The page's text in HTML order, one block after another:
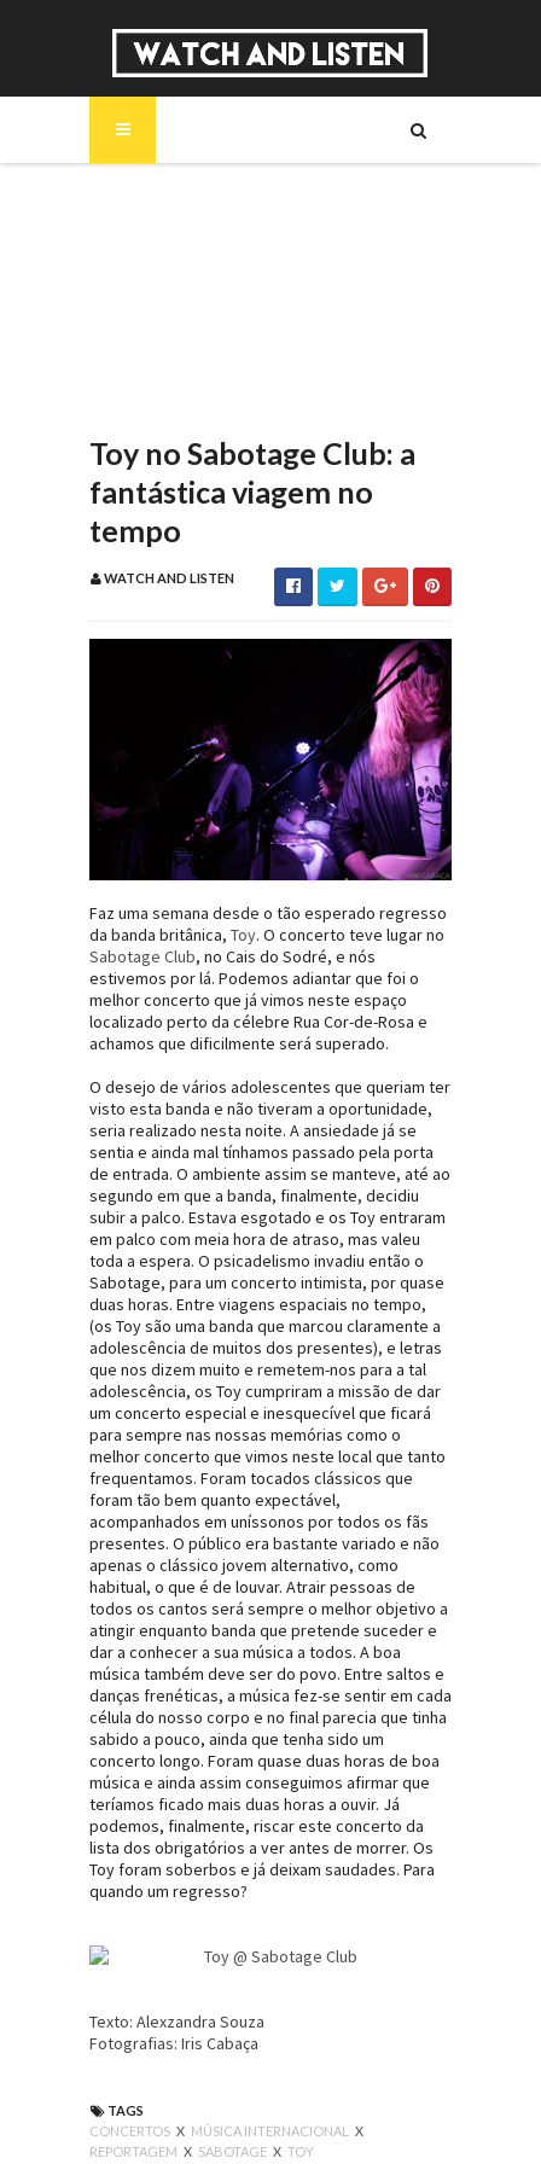
Toy no Sabotage Club: a
fantástica viagem no
tempo
WATCH AND LISTEN
Faz uma semana desde o tão esperado regresso
da banda britânica, Toy. O concerto teve lugar no
Sabotage Club, no Cais do Sodré, e nós
estivemos por lá. Podemos adiantar que foi o
melhor concerto que já vimos neste espaço
localizado perto da célebre Rua Cor-de-Rosa e
achamos que dificilmente será superado.
O desejo de vários adolescentes que queriam ter
visto esta banda e não tiveram a oportunidade,
seria realizado nesta noite. A ansiedade já se
sentia e ainda mal tínhamos passado pela porta
de entrada. O ambiente assim se manteve, até ao
segundo em que a banda, finalmente, decidiu
subir a palco. Estava esgotado e os Toy entraram
em palco com meia hora de atraso, mas valeu
toda a espera. O psicadelismo invadiu então o
Sabotage, para um concerto intimista, por quase
duas horas. Entre viagens espaciais no tempo,
(os Toy são uma banda que marcou claramente a
adolescência de muitos dos presentes), e letras
que nos dizem muito e remetem-nos para a tal
adolescência, os Toy cumpriram a missão de dar
um concerto especial e inesquecível que ficará
para sempre nas nossas memórias como o
melhor concerto que vimos neste local que tanto
frequentamos. Foram tocados clássicos que
foram tão bem quanto expectável,
acompanhados em uníssonos por todos os fãs
presentes. O público era bastante variado e não
apenas o clássico jovem alternativo, como
habitual, o que é de louvar. Atrair pessoas de
todos os cantos será sempre o melhor objetivo a
atingir enquanto banda que pretende suceder e
dar a conhecer a sua música a todos. A boa
música também deve ser do povo. Entre saltos e
danças frenéticas, a música fez-se sentir em cada
célula do nosso corpo e no final parecia que tinha
sabido a pouco, ainda que tenha sido um
concerto longo. Foram quase duas horas de boa
música e ainda assim conseguimos afirmar que
teríamos ficado mais duas horas a ouvir. Já
podemos, finalmente, riscar este concerto da
lista dos obrigatórios a ver antes de morrer. Os
Toy foram soberbos e já deixam saudades. Para
quando um regresso?
Texto: Alexzandra Souza
Fotografias: Iris Cabaça
TAGS
CONCERTOS X MÚSICA INTERNACIONAL
X
REPORTAGEM X SABOTAGE X TOY